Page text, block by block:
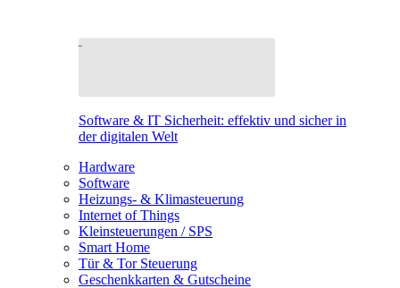
Software & IT Sicherheit: effektiv und sicher in
der digitalen Welt
Hardware
Software
Heizungs- & Klimasteuerung
Internet of Things
Kleinsteuerungen / SPS
Smart Home
Tür & Tor Steuerung
Geschenkkarten & Gutscheine